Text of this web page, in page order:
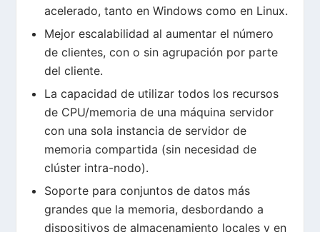
acelerado, tanto en Windows como en Linux.
Mejor escalabilidad al aumentar el número
de clientes, con o sin agrupación por parte
del cliente.
La capacidad de utilizar todos los recursos
de CPU/memoria de una máquina servidor
con una sola instancia de servidor de
memoria compartida (sin necesidad de
clúster intra-nodo).
Soporte para conjuntos de datos más
grandes que la memoria, desbordando a
dispositivos de almacenamiento locales y en